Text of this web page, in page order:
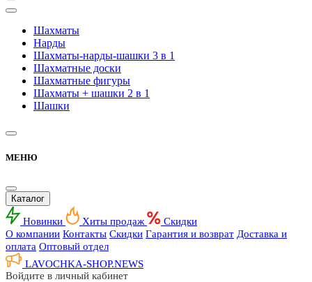
Шахматы
Нарды
Шахматы-нарды-шашки 3 в 1
Шахматные доски
Шахматные фигуры
Шахматы + шашки 2 в 1
Шашки
МЕНЮ
Каталог
Новинки Хиты продаж
Скидки
О компании Контакты Скидки Гарантия и возврат Доставка и
оплата Оптовый отдел
LAVOCHKA-SHOP.NEWS
Войдите в личный кабинет